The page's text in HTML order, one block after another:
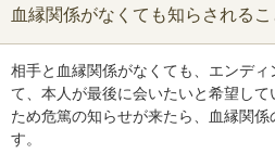
血縁関係がなくても知らされるこ
相手と血縁関係がなくても、エンデ
て、本人が最後に会いたいと希望し
ため危篤の知らせが来たら、血縁関
す。